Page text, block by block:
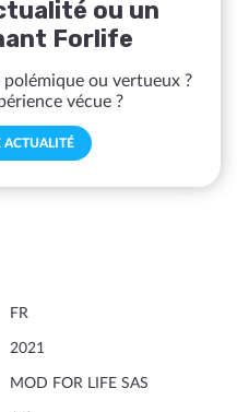
ou un
Forlife
ou vertueux ?
vécue ?
ACTUALITÉ
FR
2021
MOD FOR LIFE SAS